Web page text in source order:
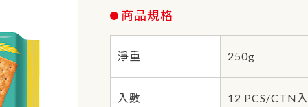
商品規格
淨重 250g
入數 12 PCS/CTN